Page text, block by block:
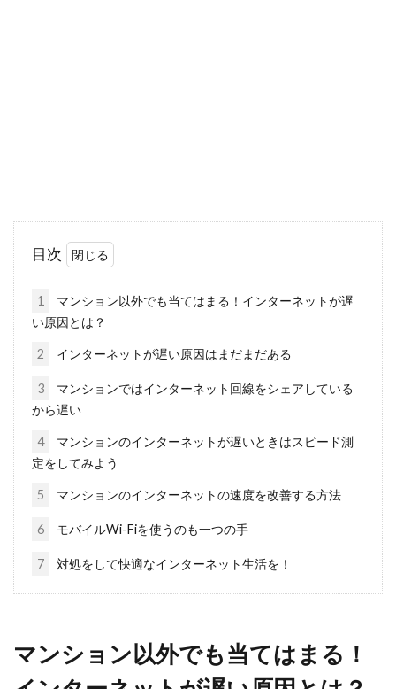
の際手数料はかかるの？
賃貸アパートの更新料！金額交渉は
生する場合が多くあります。「アパートの更新
マンションの住人でもゲストルーム
お住まいのマンションにゲストルームが備わっ
目次
1
マンション以外でも当てはまる！インターネットが遅
い原因とは？
2 インターネットが遅い原因はまだまだある
3
マンションではインターネット回線をシェアしている
から遅い
4
マンションのインターネットが遅いときはスピード測
定をしてみよう
5 マンションのインターネットの速度を改善する方法
6 モバイルWi-Fiを使うのも一つの手
7 対処をして快適なインターネット生活を！
マンション以外でも当てはまる！